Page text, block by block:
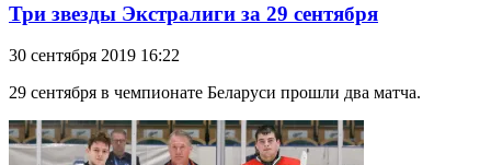
Три звезды Экстралиги за 29 сентября
30 сентября 2019 16:22
29 сентября в чемпионате Беларуси прошли два матча.